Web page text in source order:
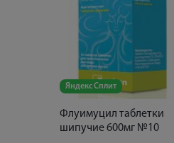
Яндекс Сплит
Флуимуцил таблетки
шипучие 600мг №10